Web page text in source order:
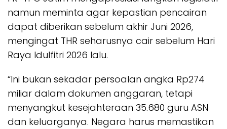
namun meminta agar kepastian pencairan
dapat diberikan sebelum akhir Juni 2026,
mengingat THR seharusnya cair sebelum Hari
Raya Idulfitri 2026 lalu.
“Ini bukan sekadar persoalan angka Rp274
miliar dalam dokumen anggaran, tetapi
menyangkut kesejahteraan 35.680 guru ASN
dan keluarganya. Negara harus memastikan